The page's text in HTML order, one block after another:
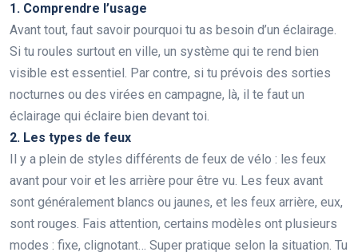
1. Comprendre l’usage
Avant tout, faut savoir pourquoi tu as besoin d’un éclairage.
Si tu roules surtout en ville, un système qui te rend bien
visible est essentiel. Par contre, si tu prévois des sorties
nocturnes ou des virées en campagne, là, il te faut un
éclairage qui éclaire bien devant toi.
2. Les types de feux
Il y a plein de styles différents de feux de vélo : les feux
avant pour voir et les arrière pour être vu. Les feux avant
sont généralement blancs ou jaunes, et les feux arrière, eux,
sont rouges. Fais attention, certains modèles ont plusieurs
modes : fixe, clignotant… Super pratique selon la situation. Tu